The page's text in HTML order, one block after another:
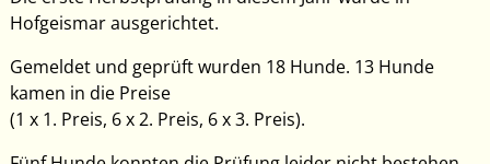
Hofgeismar ausgerichtet.
Gemeldet und geprüft wurden 18 Hunde. 13 Hunde
kamen in die Preise
(1 x 1. Preis, 6 x 2. Preis, 6 x 3. Preis).